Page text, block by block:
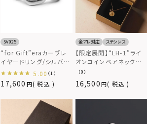
SV925
“for Gift”eraカーヴレ
イヤードリング/シルバー
925
5.00 （1）
17,600 税込
金アレ対応 ステンレス
【限定展開】“LH-1”ライ
オンコインペアネックレ
ス/サージカルステンレス
（金属アレルギー対応）
（0）
16,500 税込